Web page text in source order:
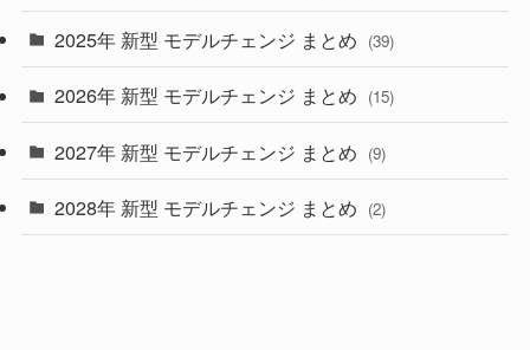
(9)
(4)
(1)
2025年 新型 モデルチェンジ まとめ (39)
2026年 新型 モデルチェンジ まとめ (15)
2027年 新型 モデルチェンジ まとめ (9)
2028年 新型 モデルチェンジ まとめ (2)